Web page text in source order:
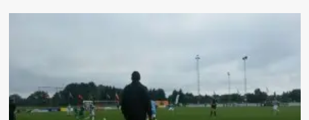
ABP
11)